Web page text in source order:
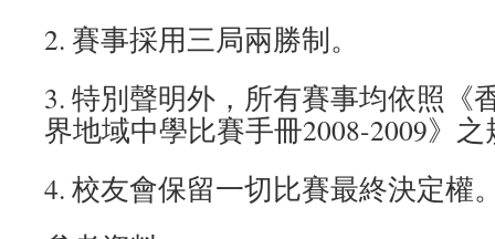
2. 賽事採用三局兩勝制。
3. 特別聲明外，所有賽事均依照《
界地域中學比賽手冊2008-2009》
4. 校友會保留一切比賽最終決定權